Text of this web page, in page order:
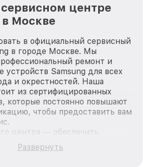
центре
Москве
в официальный сервисный
в городе Москве. Мы
ремонт и
устройств Samsung для всех
и окрестностей. Наша
из сертифицированных
которые постоянно повышают
чтобы предоставить вам
центра — обеспечить
и доступный ремонт для
продукции Samsung,
Развернуть